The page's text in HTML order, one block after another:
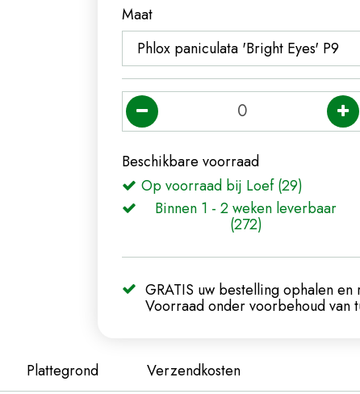
Maat
Beschikbare voorraad
Op voorraad bij Loef (29)
Binnen 1 - 2 weken leverbaar
(272)
GRATIS uw bestelling ophalen
Voorraad onder voorbehoud van
Plattegrond Verzendkosten